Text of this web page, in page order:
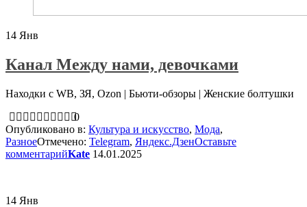
14 Янв
Канал Между нами, девочками
Находки с WB, ЗЯ, Ozon | Бьюти-обзоры | Женские болтушки
0
Опубликовано в: Культура и искусство, Мода,
РазноеОтмечено: Telegram, Яндекс.ДзенОставьте
комментарийKate 14.01.2025
14 Янв